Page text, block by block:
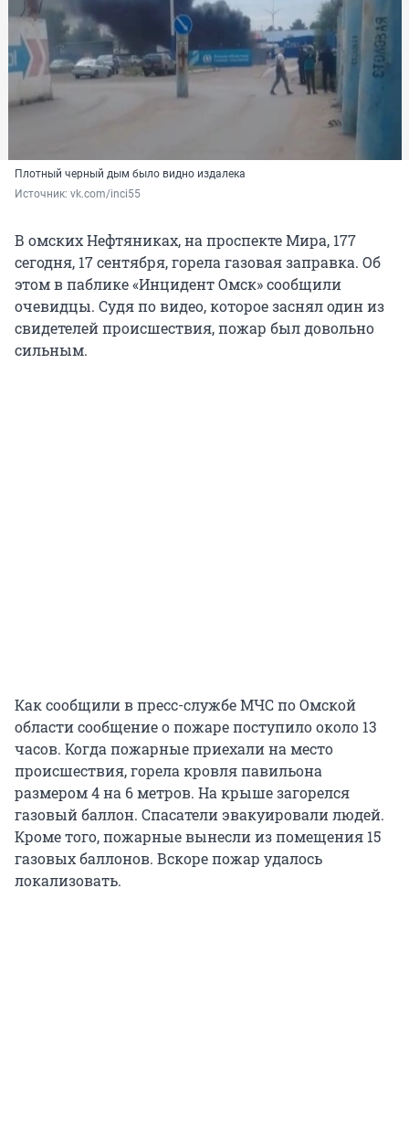
Плотный черный дым было видно издалека
Источник: vk.com/inci55
В омских Нефтяниках, на проспекте Мира, 177
сегодня, 17 сентября, горела газовая заправка. Об
этом в паблике «Инцидент Омск» сообщили
очевидцы. Судя по видео, которое заснял один из
свидетелей происшествия, пожар был довольно
сильным.
Как сообщили в пресс-службе МЧС по Омской
области сообщение о пожаре поступило около 13
часов. Когда пожарные приехали на место
происшествия, горела кровля павильона
размером 4 на 6 метров. На крыше загорелся
газовый баллон. Спасатели эвакуировали людей.
Кроме того, пожарные вынесли из помещения 15
газовых баллонов. Вскоре пожар удалось
локализовать.